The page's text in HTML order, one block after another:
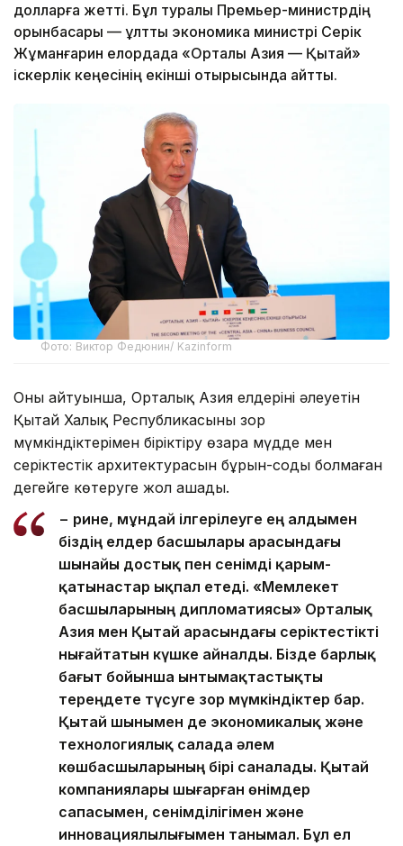
долларға жетті. Бұл туралы Премьер-министрдің
орынбасары — ұлттық экономика министрі Серік
Жұманғарин елордада «Орталық Азия — Қытай»
іскерлік кеңесінің екінші отырысында айтты.
Фото: Виктор Федюнин/ Kazinform
Оның айтуынша, Орталық Азия елдерінің әлеуетін
Қытай Халық Республикасының зор
мүмкіндіктерімен біріктіру өзара мүдде мен
серіктестік архитектурасын бұрын-соңды болмаған
деңгейге көтеруге жол ашады.
− Әрине, мұндай ілгерілеуге ең алдымен
біздің елдер басшылары арасындағы
шынайы достық пен сенімді қарым-
қатынастар ықпал етеді. «Мемлекет
басшыларының дипломатиясы» Орталық
Азия мен Қытай арасындағы серіктестікті
нығайтатын күшке айналды. Бізде барлық
бағыт бойынша ынтымақтастықты
тереңдете түсуге зор мүмкіндіктер бар.
Қытай шынымен де экономикалық және
технологиялық салада әлем
көшбасшыларының бірі саналады. Қытай
компаниялары шығарған өнімдер
сапасымен, сенімділігімен және
инновациялылығымен танымал. Бұл ел